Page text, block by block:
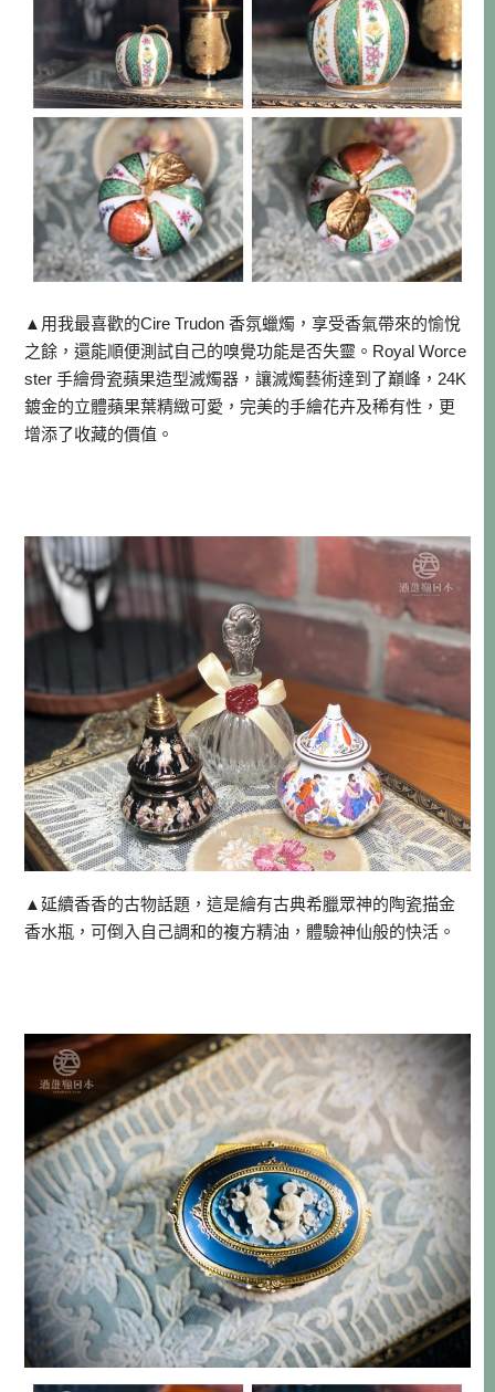
▲用我最喜歡的Cire Trudon 香氛蠟燭，享受香氣帶來的愉悅
之餘，還能順便測試自己的嗅覺功能是否失靈。Royal Worce
ster 手繪骨瓷蘋果造型滅燭器，讓滅燭藝術達到了巔峰，24K
鍍金的立體蘋果葉精緻可愛，完美的手繪花卉及稀有性，更
增添了收藏的價值。
▲延續香香的古物話題，這是繪有古典希臘眾神的陶瓷描金
香水瓶，可倒入自己調和的複方精油，體驗神仙般的快活。